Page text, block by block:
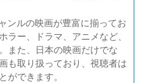
ンルの映画が豊富に揃ってお
ラー、ドラマ、アニメなど、
また、日本の映画だけでな
も取り扱っており、視聴者は
ができます。